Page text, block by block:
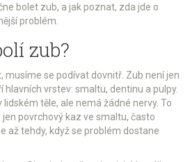
bolet zub, a jak poznat, zda jde o
problém.
zub?
musíme se podívat dovnitř. Zub není jen
hlavních vrstev: smaltu, dentinu a pulpy.
těle, ale nemá žádné nervy. To
povrchový kaz ve smaltu, často
až tehdy, když se problém dostane